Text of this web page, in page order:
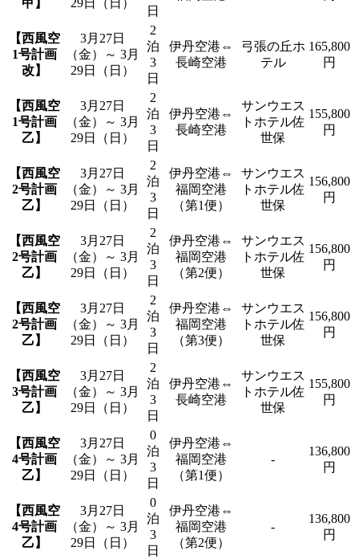
甲】
29日（日）
日
【西風空
1号計画
改】
3月27日
（金）～ 3月
29日（日）
2
泊
3
日
伊丹空港⇔
長崎空港
弓張の丘ホ
テル
165,800
円
【西風空
1号計画
乙】
3月27日
（金）～ 3月
29日（日）
2
泊
3
日
伊丹空港⇔
長崎空港
サンウエス
トホテル佐
世保
155,800
円
【西風空
2号計画
乙】
3月27日
（金）～ 3月
29日（日）
2
泊
3
日
伊丹空港⇔
福岡空港
（第1便）
サンウエス
トホテル佐
世保
156,800
円
【西風空
2号計画
乙】
3月27日
（金）～ 3月
29日（日）
2
泊
3
日
伊丹空港⇔
福岡空港
（第2便）
サンウエス
トホテル佐
世保
156,800
円
【西風空
2号計画
乙】
3月27日
（金）～ 3月
29日（日）
2
泊
3
日
伊丹空港⇔
福岡空港
（第3便）
サンウエス
トホテル佐
世保
156,800
円
【西風空
3号計画
乙】
3月27日
（金）～ 3月
29日（日）
2
泊
3
日
伊丹空港⇔
長崎空港
サンウエス
トホテル佐
世保
155,800
円
【西風空
4号計画
乙】
3月27日
（金）～ 3月
29日（日）
0
泊
3
日
伊丹空港⇔
福岡空港
（第1便）
-
136,800
円
【西風空
4号計画
乙】
3月27日
（金）～ 3月
29日（日）
0
泊
3
日
伊丹空港⇔
福岡空港
（第2便）
-
136,800
円